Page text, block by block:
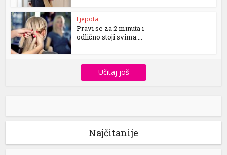
Ljepota
Pravi se za 2 minuta i
odlično stoji svima:...
Učitaj još
Najčitanije